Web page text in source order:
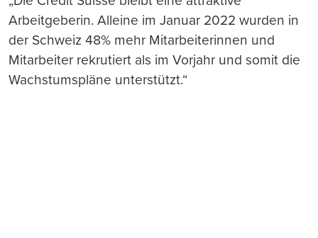
Arbeitgeberin. Alleine im Januar 2022 wurden in
der Schweiz 48% mehr Mitarbeiterinnen und
Mitarbeiter rekrutiert als im Vorjahr und somit die
Wachstumspläne unterstützt.“